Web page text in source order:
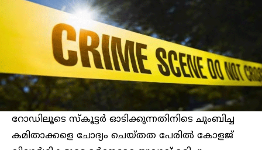
റോഡിലൂടെ സ്‌കൂട്ടര്‍ ഓടിക്കുന്നതിനിടെ ചുംബിച്ച
കമിതാക്കളെ ചോദ്യം ചെയ്തത പേരില്‍ കോളജ്